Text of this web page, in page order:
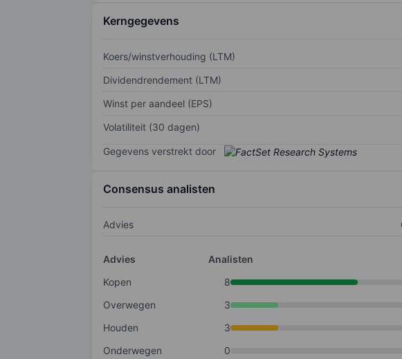
Kerngegevens
Koers/winstverhouding (LTM)
Dividendrendement (LTM)
Winst per aandeel (EPS)
Volatiliteit (30 dagen)
Gegevens verstrekt door
Consensus analisten
Advies
Advies
Analisten
Kopen
8
Overwegen
3
Houden
3
Onderwegen
0